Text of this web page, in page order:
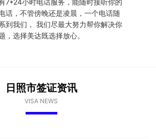
话，不管傍晚还是凌晨，一个电话随
到我们， 我们尽最大努力帮你解决你
，选择美达既选择放心。
日照市签证资讯
VISA NEWS